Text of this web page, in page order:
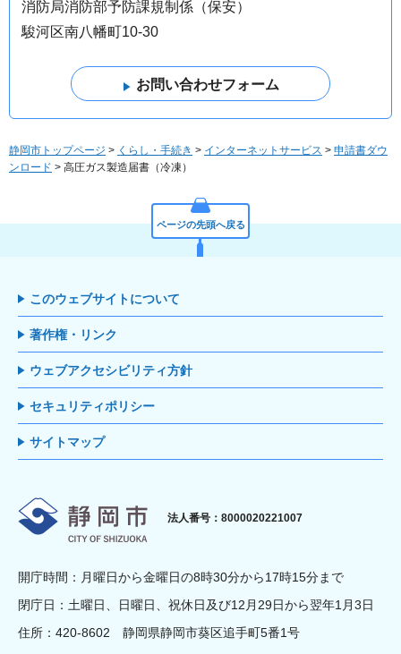
消防局消防部予防課規制係（保安）
駿河区南八幡町10-30
静岡市トップページ > くらし・手続き > インターネットサービス > 申請書ダウ
ンロード > 高圧ガス製造届書（冷凍）
ページの先頭へ戻る
このウェブサイトについて
著作権・リンク
ウェブアクセシビリティ方針
セキュリティポリシー
サイトマップ
静岡市
法人番号：8000020221007
開庁時間：月曜日から金曜日の8時30分から17時15分まで
閉庁日：土曜日、日曜日、祝休日及び12月29日から翌年1月3日
住所：420-8602 静岡県静岡市葵区追手町5番1号